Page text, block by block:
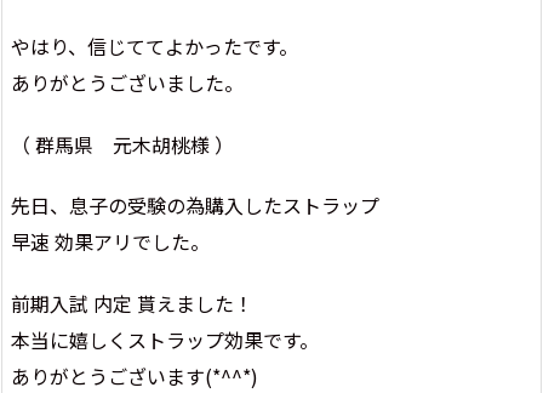
やはり、信じててよかったです。
ありがとうございました。
（ 群馬県 元木胡桃様 ）
先日、息子の受験の為購入したストラップ
早速 効果アリでした。
前期入試 内定 貰えました！
本当に嬉しくストラップ効果です。
ありがとうございます(*^^*)